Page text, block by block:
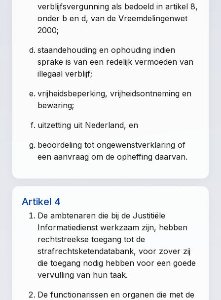
verblijfsvergunning als bedoeld in artikel 8,
onder b en d, van de Vreemdelingenwet
2000;
staandehouding en ophouding indien
sprake is van een redelijk vermoeden van
illegaal verblijf;
vrijheidsbeperking, vrijheidsontneming en
bewaring;
uitzetting uit Nederland, en
beoordeling tot ongewenstverklaring of
een aanvraag om de opheffing daarvan.
Artikel 4
De ambtenaren die bij de Justitiële
Informatiedienst werkzaam zijn, hebben
rechtstreekse toegang tot de
strafrechtsketendatabank, voor zover zij
die toegang nodig hebben voor een goede
vervulling van hun taak.
De functionarissen en organen die met de